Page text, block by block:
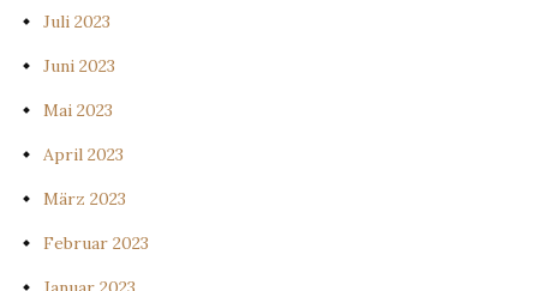
Juli 2023
Juni 2023
Mai 2023
April 2023
März 2023
Februar 2023